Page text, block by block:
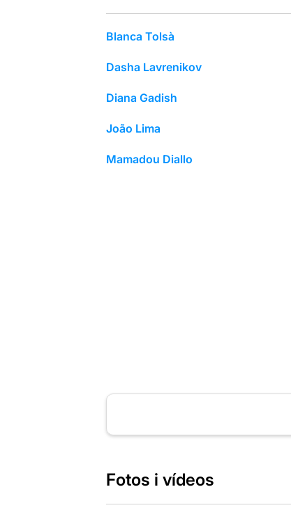
Blanca Tolsà
Dasha Lavrenikov
Diana Gadish
João Lima
Mamadou Diallo
Fotos i vídeos